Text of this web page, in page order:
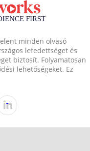
minden olvasó
lefedettséget és
biztosít. Folyamatosan
lehetőségeket. Ez